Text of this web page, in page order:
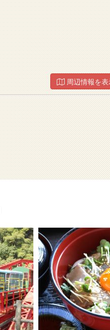
周辺情報を表